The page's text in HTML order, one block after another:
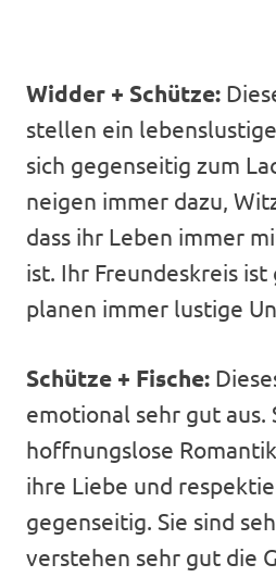
Widder + Schütze:
stellen ein
sich gegenseitig zum
neigen immer dazu,
dass ihr Leben immer
ist. Ihr Freundeskreis ist
planen immer lustige
Schütze + Fische:
emotional sehr gut aus.
hoffnungslose
ihre Liebe und
gegenseitig. Sie sind
verstehen sehr gut die